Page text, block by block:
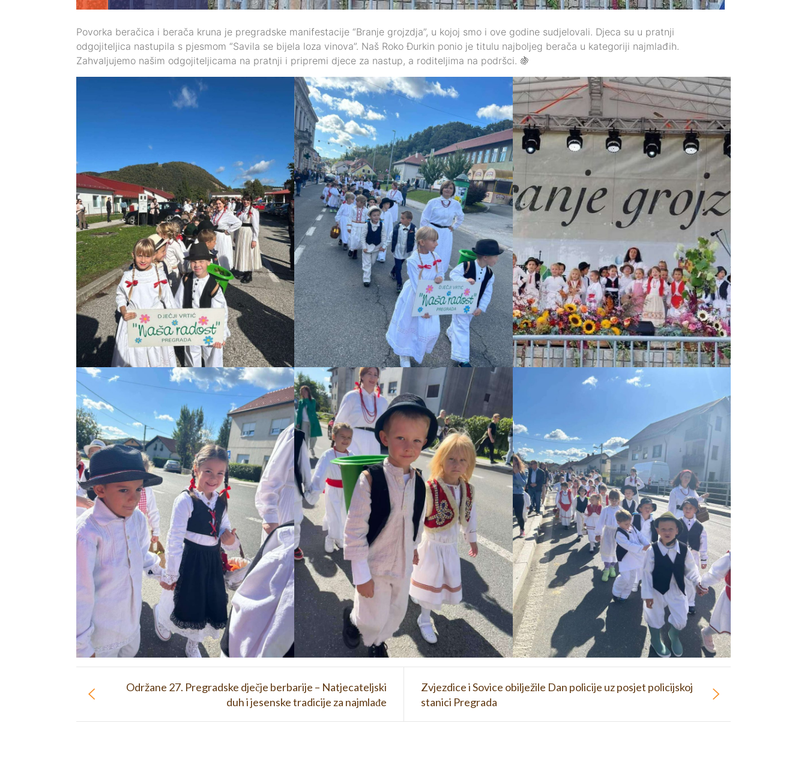
Povorka beračica i berača kruna je pregradske manifestacije “Branje grojzdja”, u kojoj smo i ove godine sudjelovali. Djeca su u pratnji
odgojiteljica nastupila s pjesmom “Savila se bijela loza vinova”. Naš Roko Đurkin ponio je titulu najboljeg berača u kategoriji najmlađih.
Zahvaljujemo našim odgojiteljicama na pratnji i pripremi djece za nastup, a roditeljima na podršci. 🍇
Zvjezdice i Sovice obilježile Dan policije uz posjet policijskoj
stanici Pregrada
Održane 27. Pregradske dječje berbarije – Natjecateljski
duh i jesenske tradicije za najmlađe